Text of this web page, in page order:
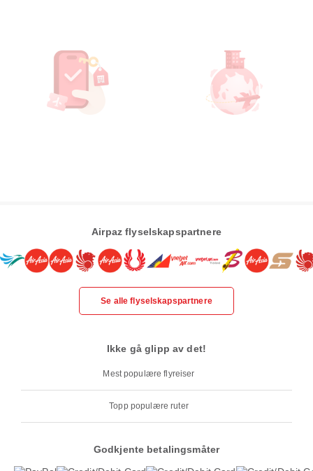
Airpaz flyselskapspartnere
Se alle flyselskapspartnere
Ikke gå glipp av det!
Mest populære flyreiser
Topp populære ruter
Godkjente betalingsmåter